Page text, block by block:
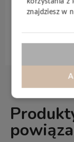
podkreśla
znajdziesz w